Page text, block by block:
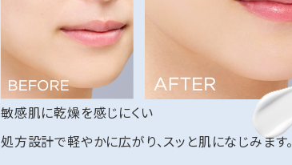
敏感肌に乾燥を感じにくい
処方設計で軽やかに広がり、スッと肌になじみます。